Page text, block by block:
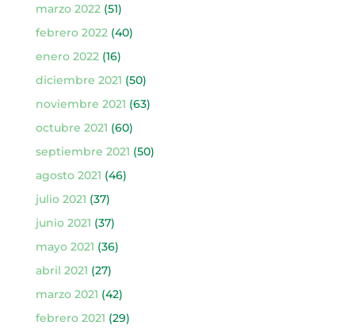
marzo 2022(51)
febrero 2022(40)
enero 2022(16)
diciembre 2021 (50)
noviembre 2021 (63)
octubre 2021 (60)
septiembre 2021 (50)
agosto 2021 (46)
julio 2021 (37)
junio 2021 (37)
mayo 2021 (36)
abril 2021 (27)
marzo 2021 (42)
febrero 2021 (29)